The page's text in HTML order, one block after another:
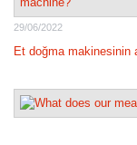
29/06/2022
Et doğma makinesinin